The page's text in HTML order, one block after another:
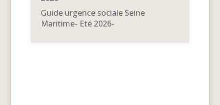
Guide urgence sociale Seine
Maritime- Eté 2026-